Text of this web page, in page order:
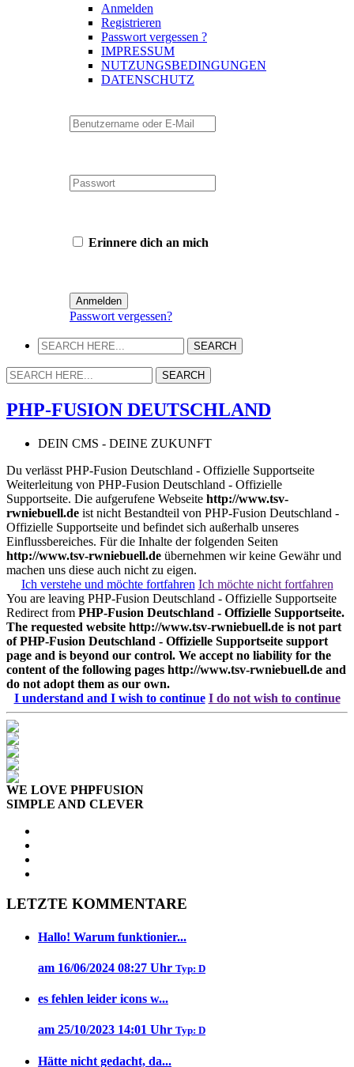
Anmelden
Registrieren
Passwort vergessen ?
IMPRESSUM
NUTZUNGSBEDINGUNGEN
DATENSCHUTZ
Erinnere dich an mich
Passwort vergessen?
PHP-FUSION DEUTSCHLAND
DEIN CMS - DEINE ZUKUNFT
Du verlässt PHP-Fusion Deutschland - Offizielle Supportseite
Weiterleitung von PHP-Fusion Deutschland - Offizielle
Supportseite. Die aufgerufene Webseite http://www.tsv-
rwniebuell.de ist nicht Bestandteil von PHP-Fusion Deutschland -
Offizielle Supportseite und befindet sich außerhalb unseres
Einflussbereiches. Für die Inhalte der folgenden Seiten
http://www.tsv-rwniebuell.de übernehmen wir keine Gewähr und
machen uns diese auch nicht zu eigen.
Ich verstehe und möchte fortfahren Ich möchte nicht fortfahren
You are leaving PHP-Fusion Deutschland - Offizielle Supportseite
Redirect from PHP-Fusion Deutschland - Offizielle Supportseite.
The requested website http://www.tsv-rwniebuell.de is not part
of PHP-Fusion Deutschland - Offizielle Supportseite support
page and is beyond our control. We accept no liability for the
content of the following pages http://www.tsv-rwniebuell.de and
do not adopt them as our own.
I understand and I wish to continue I do not wish to continue
WE LOVE PHPFUSION
SIMPLE AND CLEVER
LETZTE KOMMENTARE
Hallo! Warum funktionier...
am 16/06/2024 08:27 Uhr Typ: D
es fehlen leider icons w...
am 25/10/2023 14:01 Uhr Typ: D
Hätte nicht gedacht, da...